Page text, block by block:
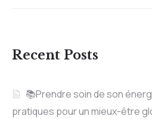
Recent Posts
📚Prendre soin de son
pratiques pour un mieux-être